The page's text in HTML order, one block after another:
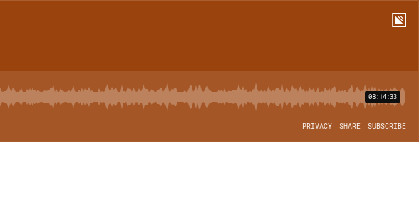
08:14:33
PRIVACY SHARE SUBSCRIBE